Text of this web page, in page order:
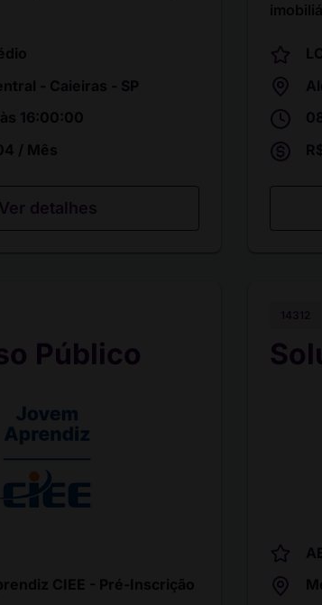
- Caieiras - SP
16:00:00
/ Mês
Ver detalhes
Público
CIEE - Pré-Inscrição